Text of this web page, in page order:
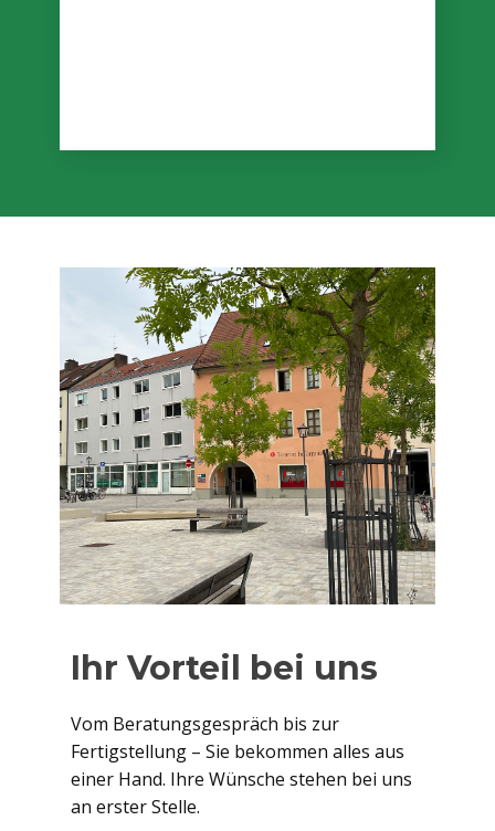
Ihr Vorteil bei uns
Vom Beratungsgespräch bis zur
Fertigstellung – Sie bekommen alles aus
einer Hand. Ihre Wünsche stehen bei uns
an erster Stelle.